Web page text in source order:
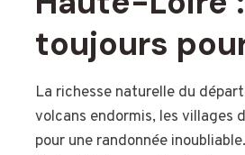
toujours
La richesse naturelle du
volcans endormis, les villages
pour une randonnée inoubliable.